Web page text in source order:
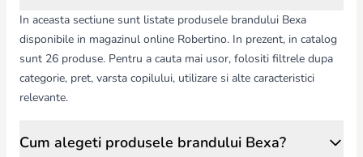
In aceasta sectiune sunt listate produsele brandului Bexa
disponibile in magazinul online Robertino. In prezent, in catalog
sunt 26 produse. Pentru a cauta mai usor, folositi filtrele dupa
categorie, pret, varsta copilului, utilizare si alte caracteristici
relevante.
Cum alegeti produsele brandului Bexa?